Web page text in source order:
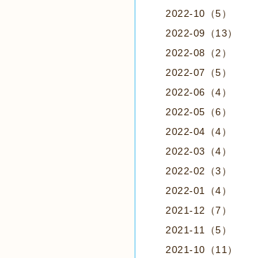
2022-10（5）
2022-09（13）
2022-08（2）
2022-07（5）
2022-06（4）
2022-05（6）
2022-04（4）
2022-03（4）
2022-02（3）
2022-01（4）
2021-12（7）
2021-11（5）
2021-10（11）